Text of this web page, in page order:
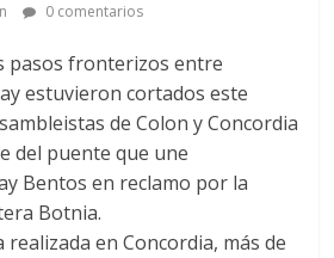
0 comentarios
pasos fronterizos entre
estuvieron cortados este
de Colon y Concordia
del puente que une
Bentos en reclamo por la
Botnia.
en Concordia, más de